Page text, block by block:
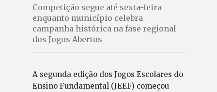
Competição segue até sexta-feira
enquanto município celebra
campanha histórica na fase regional
dos Jogos Abertos
A segunda edição dos Jogos Escolares do
Ensino Fundamental (JEEF) começou